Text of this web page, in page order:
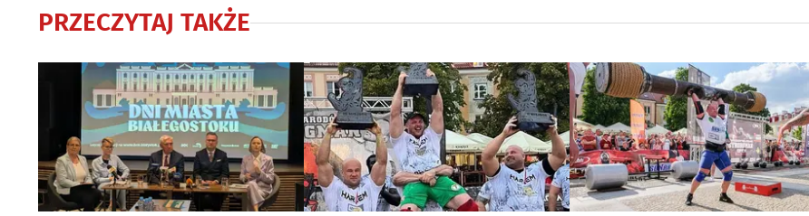
PRZECZYTAJ TAKŻE